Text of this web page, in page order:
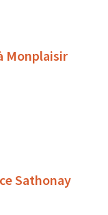
Monplaisir
Sathonay